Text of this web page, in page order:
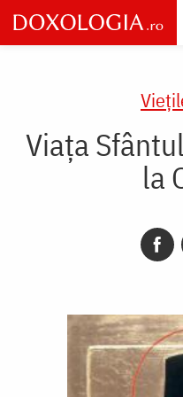
Skip
to
main
Viața
la